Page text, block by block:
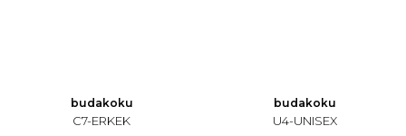
budakoku
C7-ERKEK
budakoku
U4-UNISEX